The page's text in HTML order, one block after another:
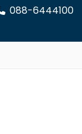
088-6444100